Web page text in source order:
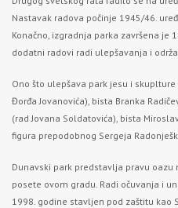
Nastavak radova počinje 1945/46.
Konačno, izgradnja parka završena je
dodatni radovi radi ulepšavanja i
Ono što ulepšava park jesu i
Đorđa Jovanovića), bista Branka
(rad Jovana Soldatovića), bista
figura prepodobnog Sergeja
Dunavski park predstavlja pravu
posete ovom gradu. Radi očuvanja i
1998. godine stavljen pod zaštitu kao